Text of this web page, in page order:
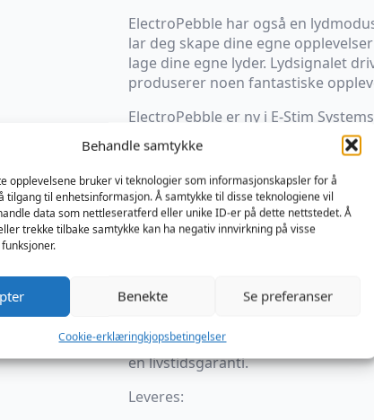
Behandle samtykke
opplevelsene bruker vi teknologier som informasjonskapsler for å
tilgang til enhetsinformasjon. Å samtykke til disse teknologiene vil
data som nettleseratferd eller unike ID-er på dette nettstedet. Å
trekke tilbake samtykke kan ha negativ innvirkning på visse
Benekte Se preferanser
Cookie-erklæringkjopsbetingelser
ElectroPebble har også en
lar deg skape dine egne
lage dine egne lyder. Lydsignalet
produserer noen fantastiske
ElectroPebble er ny i E-Stim
LifeLine utgjør en serie sterke
mønstre som alle matcher
modusjusteringen, slik at du kan få
«tenker».
ElectroPebble leveres i en
mm tilkoblingskabler, batteri, en
elektrodeputer, en hurtigguide og
bruksanvisning – alt du trenger for
ElectroPebble er designet og
nyeste sikkerhetsforskriftene i
en livstidsgaranti.
Leveres: